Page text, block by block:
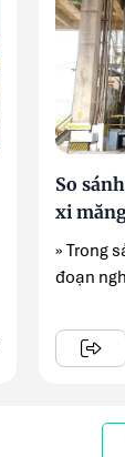
So
xi
» Trong
đoạn